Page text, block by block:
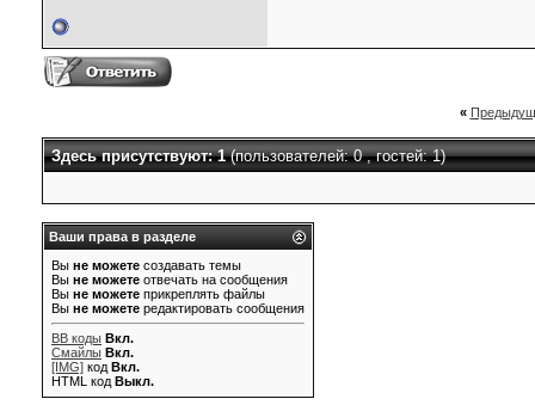
«
Здесь присутствуют: 1(пользователей: 0 , гостей: 1)
Ваши права в разделе
Вы не можете создавать темы
Вы не можете отвечать на сообщения
Вы не можете прикреплять файлы
Вы не можете редактировать сообщения
BB коды Вкл.
Смайлы Вкл.
[IMG] код Вкл.
HTML код Выкл.